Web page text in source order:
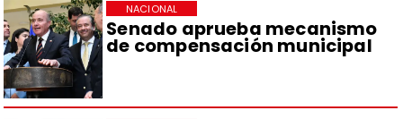
Senado aprueba mecanismo
de compensación municipal
NACIONAL